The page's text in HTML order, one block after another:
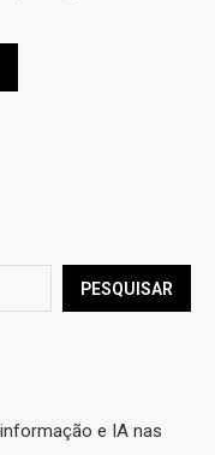
PESQUISAR
e IA nas